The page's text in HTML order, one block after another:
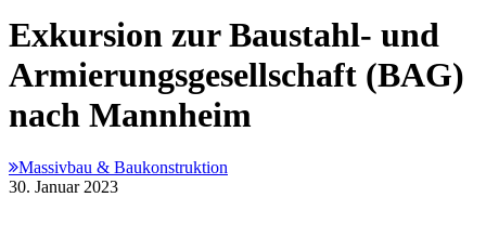
Exkursion zur Baustahl- und
Armierungsgesellschaft (BAG)
nach Mannheim
Massivbau & Baukonstruktion
30. Januar 2023